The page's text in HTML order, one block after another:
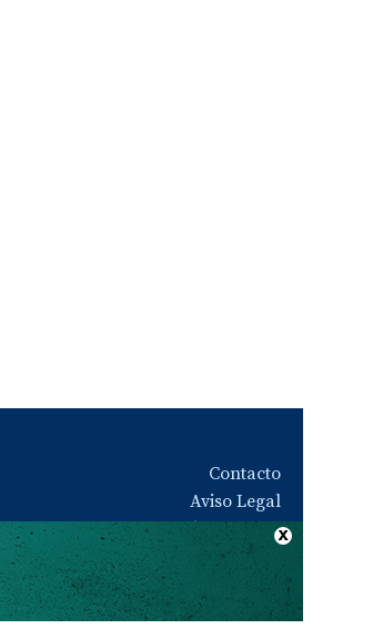
Contacto
Aviso Legal
Quiénes somos
Política de privacidad